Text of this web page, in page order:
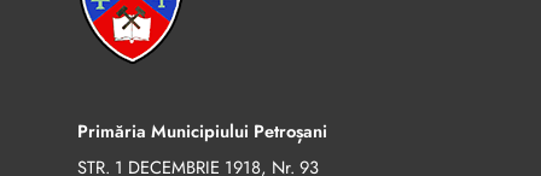
Primăria Municipiului Petroșani
STR. 1 DECEMBRIE 1918, Nr. 93